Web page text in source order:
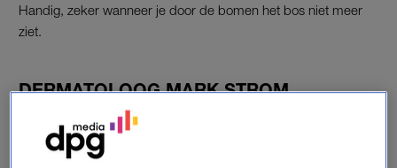
Handig, zeker wanneer je door de bomen het bos niet meer
ziet.
DERMATOLOOG MARK STROM
is een Amerikaanse dermatoloog en op Instagram
beter bekend alsdermakologist.
op zijn Instagram plaatste dat hij zweert bij een zonnebrand